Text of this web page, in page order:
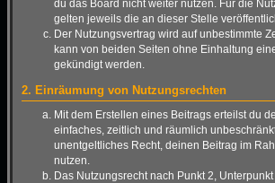
du das Board nicht weiter nutzen. Für die
gelten jeweils die an dieser Stelle
Der Nutzungsvertrag wird auf unbestimmte
kann von beiden Seiten ohne Einhaltung
gekündigt werden.
2. Einräumung von Nutzungsrechten
Mit dem Erstellen eines Beitrags erteilst du
einfaches, zeitlich und räumlich
unentgeltliches Recht, deinen Beitrag im
nutzen.
Das Nutzungsrecht nach Punkt 2,